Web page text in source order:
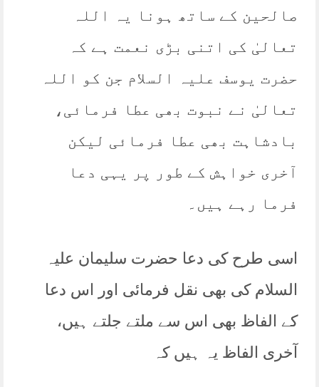
صالحین کے ساتھ ہونا یہ اللہ
تعالیٰ کی اتنی بڑی نعمت ہے کہ
حضرت یوسف علیہ السلام جن کو اللہ
تعالیٰ نے نبوت بھی عطا فرمائی،
بادشاہت بھی عطا فرمائی لیکن
آخری خواہش کے طور پر یہی دعا
فرما رہے ہیں۔
اسی طرح کی دعا حضرت سلیمان علیہ
السلام کی بھی نقل فرمائی اور اس دعا
کے الفاظ بھی اس سے ملتے جلتے ہیں،
آخری الفاظ یہ ہیں کہ